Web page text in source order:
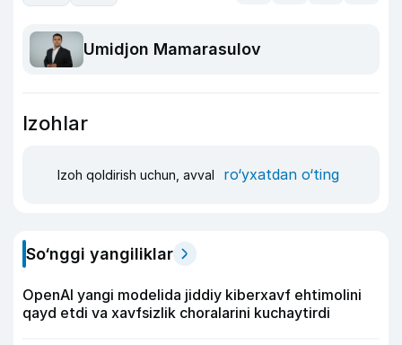
Umidjon Mamarasulov
Izohlar
Izoh qoldirish uchun, avval ro‘yxatdan o‘ting
So‘nggi yangiliklar
OpenAI yangi modelida jiddiy kiberxavf ehtimolini
qayd etdi va xavfsizlik choralarini kuchaytirdi